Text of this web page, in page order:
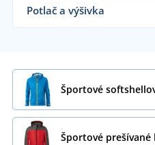
klubom a
už od 1 kusu.
Chcem vedieť viac
Potlač a výšivka
Športové
Športové prešívané